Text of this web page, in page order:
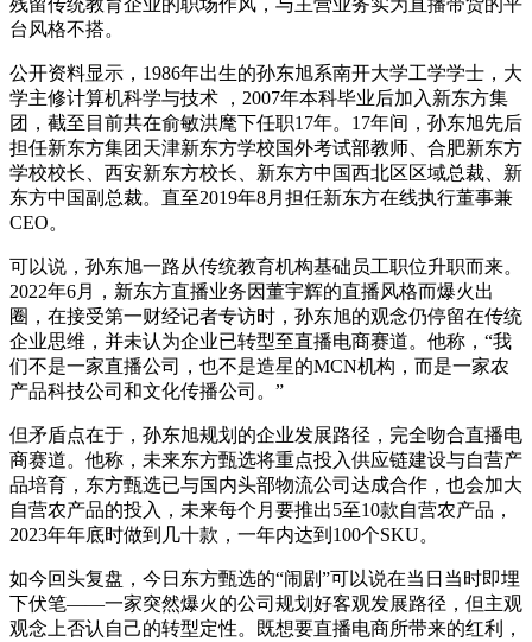
残留传统教育企业的职场作风，与主营业务实为直播带货的平
台风格不搭。
公开资料显示，1986年出生的孙东旭系南开大学工学学士，大
学主修计算机科学与技术 ，2007年本科毕业后加入新东方集
团，截至目前共在俞敏洪麾下任职17年。17年间，孙东旭先后
担任新东方集团天津新东方学校国外考试部教师、合肥新东方
学校校长、西安新东方校长、新东方中国西北区区域总裁、新
东方中国副总裁。直至2019年8月担任新东方在线执行董事兼
CEO。
可以说，孙东旭一路从传统教育机构基础员工职位升职而来。
2022年6月，新东方直播业务因董宇辉的直播风格而爆火出
圈，在接受第一财经记者专访时，孙东旭的观念仍停留在传统
企业思维，并未认为企业已转型至直播电商赛道。他称，“我
们不是一家直播公司，也不是造星的MCN机构，而是一家农
产品科技公司和文化传播公司。”
但矛盾点在于，孙东旭规划的企业发展路径，完全吻合直播电
商赛道。他称，未来东方甄选将重点投入供应链建设与自营产
品培育，东方甄选已与国内头部物流公司达成合作，也会加大
自营农产品的投入，未来每个月要推出5至10款自营农产品，
2023年年底时做到几十款，一年内达到100个SKU。
如今回头复盘，今日东方甄选的“闹剧”可以说在当日当时即埋
下伏笔——一家突然爆火的公司规划好客观发展路径，但主观
观念上否认自己的转型定性。既想要直播电商所带来的红利，